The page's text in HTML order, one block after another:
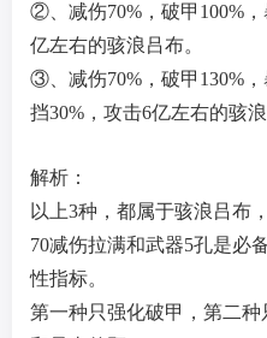
②、减伤70%，破甲100%
亿左右的骇浪吕布。
③、减伤70%，破甲130%
挡30%，攻击6亿左右的骇浪
解析：
以上3种，都属于骇浪吕布
70减伤拉满和武器5孔是必
性指标。
第一种只强化破甲，第二